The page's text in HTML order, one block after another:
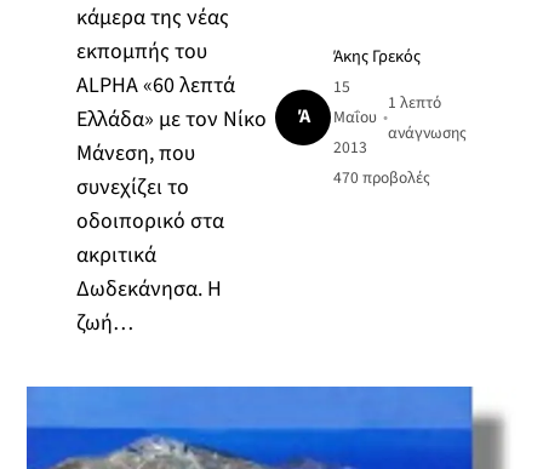
κάμερα της νέας
εκπομπής του
ALPHA «60 λεπτά
Ελλάδα» με τον Νίκο
Μάνεση, που
συνεχίζει το
οδοιπορικό στα
ακριτικά
Δωδεκάνησα. Η
ζωή…
Ά
Άκης Γρεκός
15
Μαΐου
2013
•
1 λεπτό
ανάγνωσης
470προβολές